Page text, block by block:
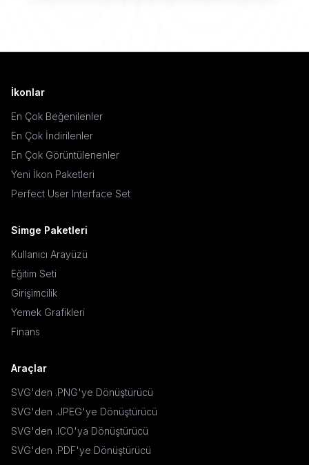
İkonlar
En Çok Beğenilenler
En Çok İndirilenler
En Çok Görüntülenenler
Yeni İkon Paketleri
Perfect User Interface Set
Simge Paketleri
Kullanıcı Arayüzü
Eğitim Seti
Girişimcilik
Yemek Grafikleri
Finans
Araçlar
SVG'den .PNG'ye Dönüştürücü
SVG'den .JPEG'ye Dönüştürücü
SVG'den .ICO'ya Dönüştürücü
SVG'den .PDF'ye Dönüştürücü